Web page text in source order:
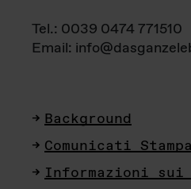
Tel.: 0039 0474 771510
Email:
Background
Comunicati Stampa
Informazioni